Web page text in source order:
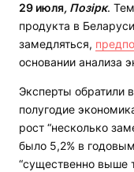
​29 июля, Позірк.
продукта в
замедляться,
основании анализа
Эксперты обратили
полугодие
рост “несколько
было 5,2% в
“существенно выше